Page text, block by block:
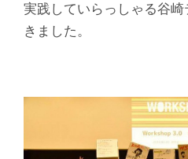
実践していらっしゃる谷
きました。